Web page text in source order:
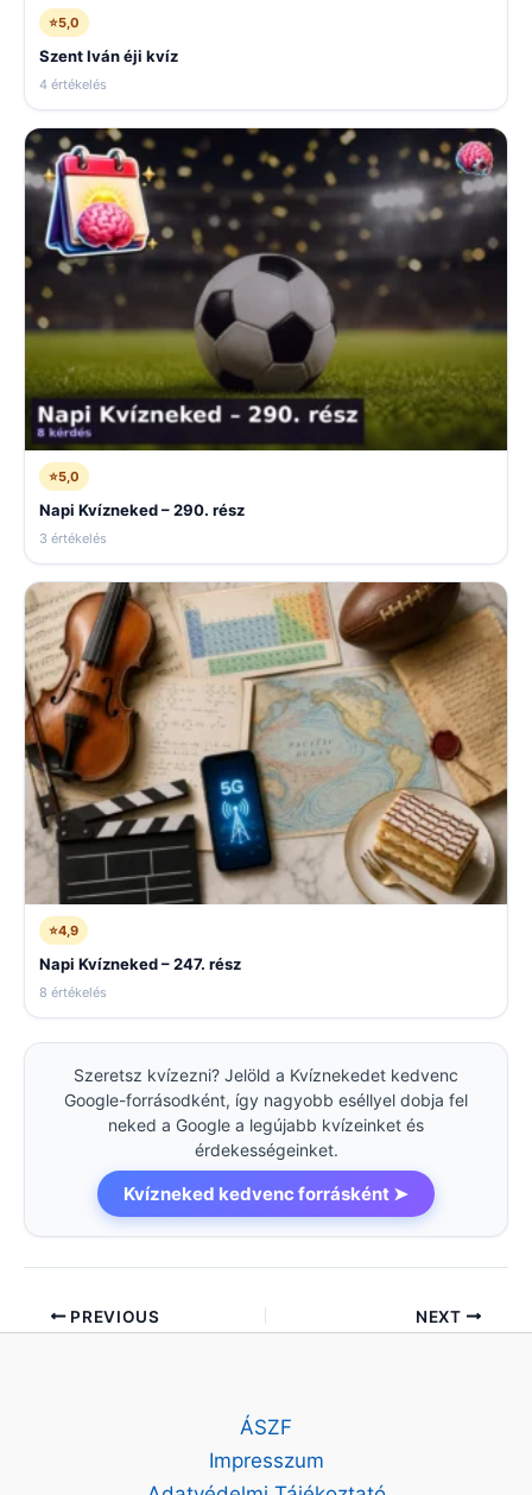
⭐5,0
Szent Iván éji kvíz
4 értékelés
⭐5,0
Napi Kvízneked – 290. rész
3 értékelés
⭐4,9
Napi Kvízneked – 247. rész
8 értékelés
Szeretsz kvízezni? Jelöld a Kvíznekedet kedvenc
Google-forrásodként, így nagyobb eséllyel dobja fel
neked a Google a legújabb kvízeinket és
érdekességeinket.
Kvízneked kedvenc forrásként ➤
PREVIOUS NEXT
ÁSZF
Impresszum